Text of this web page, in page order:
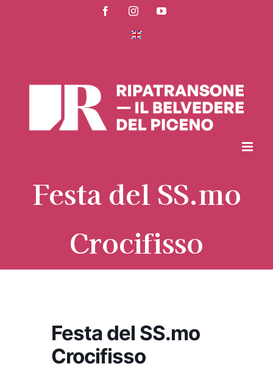
FacebookInstagramYouTube
Festa del SS.mo
Crocifisso
Festa del SS.mo
Crocifisso